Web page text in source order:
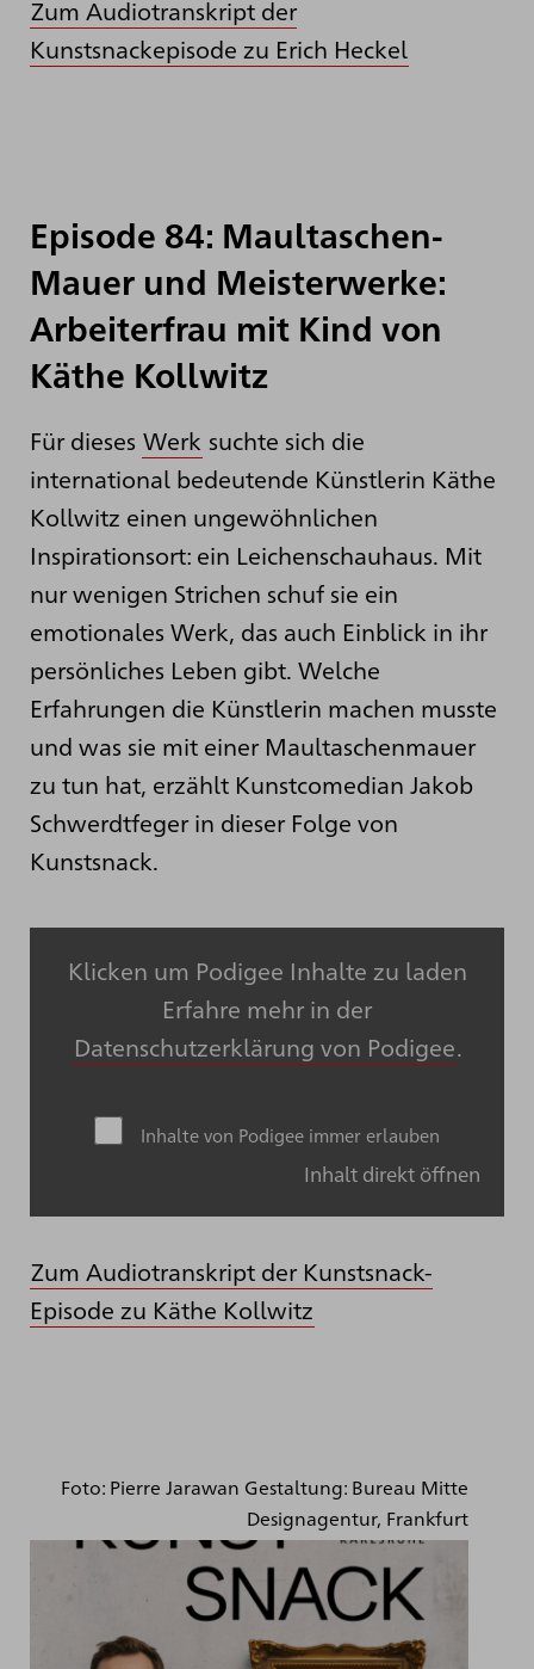
Zum Audiotranskript der
Kunstsnackepisode zu Erich Heckel
Episode 84: Maultaschen-
Mauer und Meisterwerke:
Arbeiterfrau mit Kind von
Käthe Kollwitz
Für dieses Werk suchte sich die
international bedeutende Künstlerin Käthe
Kollwitz einen ungewöhnlichen
Inspirationsort: ein Leichenschauhaus. Mit
nur wenigen Strichen schuf sie ein
emotionales Werk, das auch Einblick in ihr
persönliches Leben gibt. Welche
Erfahrungen die Künstlerin machen musste
und was sie mit einer Maultaschenmauer
zu tun hat, erzählt Kunstcomedian Jakob
Schwerdtfeger in dieser Folge von
Kunstsnack.
Klicken um Podigee Inhalte zu laden
Erfahre mehr in der
Datenschutzerklärung von Podigee.
Inhalte von Podigee immer erlauben
Inhalt direkt öffnen
Zum Audiotranskript der Kunstsnack-
Episode zu Käthe Kollwitz
Foto: Pierre Jarawan Gestaltung: Bureau Mitte
Designagentur, Frankfurt